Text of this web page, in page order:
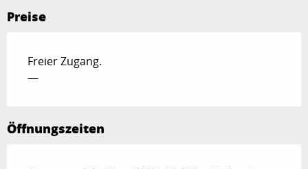
Preise
Freier Zugang.
—
Öffnungszeiten